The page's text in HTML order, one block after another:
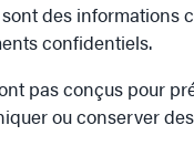
des
confidentiels.
pas conçus pour
ou conserver